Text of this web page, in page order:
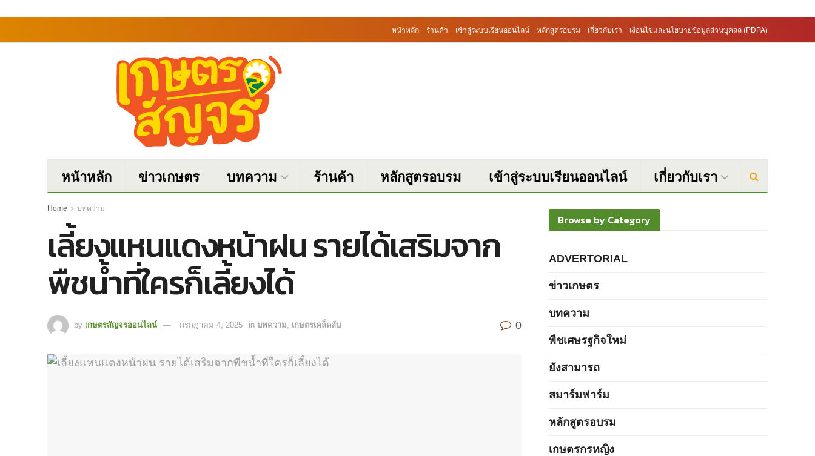
หน้าหลัก ร้านค้า เข้าสู่ระบบเรียนออนไลน์ หลักสูตรอบรม เกี่ยวกับเรา เงื่อนไขและนโยบายข้อมูลส่วนบุคลล (PDPA)
หน้าหลัก ข่าวเกษตร บทความ ร้านค้า หลักสูตรอบรม เข้าสู่ระบบเรียนออนไลน์ เกี่ยวกับเรา
Home บทความ
เลี้ยงแหนแดงหน้าฝน รายได้เสริมจาก
พืชน้ำที่ใครก็เลี้ยงได้
by เกษตรสัญจรออนไลน์ กรกฎาคม 4, 2025 in บทความ เกษตรเคล็ดลับ 0
Browse by Category
ADVERTORIAL
ข่าวเกษตร
บทความ
พืชเศษรฐกิจใหม่
ยังสามารถ
สมาร์มฟาร์ม
หลักสูตรอบรม
เกษตรกรหญิง